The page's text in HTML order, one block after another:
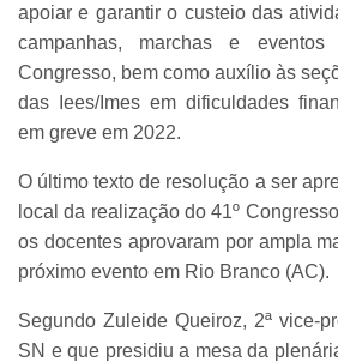
apoiar e garantir o custeio das
campanhas, marchas e
Congresso, bem como auxílio às
das Iees/Imes em dificuldades
em greve em 2022.
O último texto de resolução a ser
local da realização do 41º
os docentes aprovaram por ampla
próximo evento em Rio Branco (AC).
Segundo Zuleide Queiroz, 2ª vice-
SN e que presidiu a mesa da